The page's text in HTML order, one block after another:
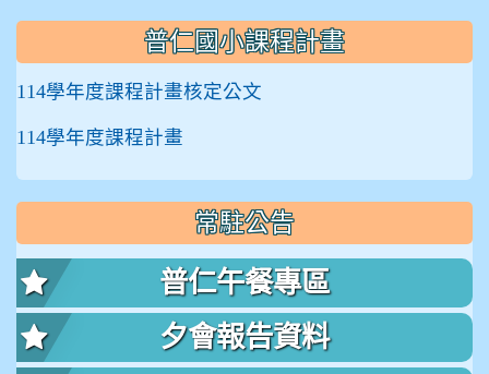
普仁國小課程計畫
114學年度課程計畫核定公文
114學年度課程計畫
常駐公告
普仁午餐專區
夕會報告資料